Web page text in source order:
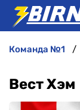
команда №1
Вест Хэм